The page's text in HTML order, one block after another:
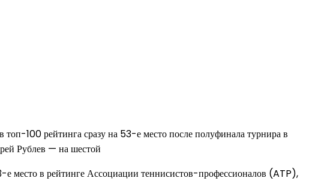
100 рейтинга сразу на 53-е место после полуфинала турнира в
Рублев — на шестой
место в рейтинге Ассоциации теннисистов-профессионалов (ATP),